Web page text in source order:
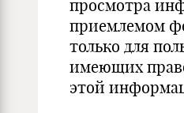
просмотра
приемлемом
только для
имеющих
этой